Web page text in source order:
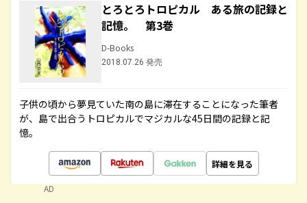
とろとろトロピカル ある旅の記録と
記憶。 第3巻
D-Books
2018.07.26 発売
子供の頃から夢見ていた南の島に滞在することになった筆者
が、島で出合うトロピカルでマジカルな45日間の記録と記
憶。
詳細を見る
AD